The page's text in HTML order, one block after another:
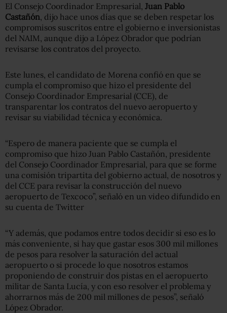
El Consejo Coordinador Empresarial, Juan Pablo
Castañón , dijo hace unos días que se deben respetar los
compromisos suscritos entre el gobierno e inversionistas
del NAIM, aunque dijo a López Obrador que podrían
revisarse los contratos del proyecto.
Este lunes, el candidato de Morena confió en que se
cumpla el compromiso que hizo el presidente del
Consejo Coordinador Empresarial (CCE), de
transparentar los contratos del nuevo aeropuerto y
revisar su viabilidad técnica y económica.
“Espero de manera paciente que se cumpla el
compromiso que hizo Juan Pablo Castañón, presidente
del Consejo Coordinador Empresarial, para que se forme
una comisión tripartita del gobierno actual, de nosotros y
del CCE para revisar la construcción del nuevo
aeropuerto de Texcoco”, señaló en un video difundido en
su cuenta de Twitter
“Y además, que podamos entre todos decidir si eso es lo
más conveniente, si hay que gastar esos 300 mil millones
de pesos para resolver la saturación del actual
aeropuerto o si procede lo que nosotros estamos
proponiendo de construir dos pistas en el aeropuerto
militar de Santa Lucía, y con eso resolver el problema y
ahorrarnos más de 200 mil millones de pesos”, señaló
López Obrador.